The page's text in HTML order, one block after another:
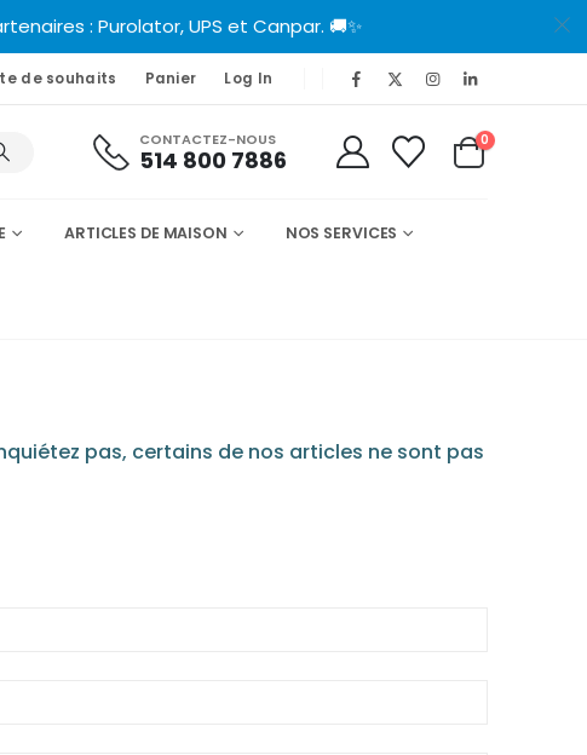
: Purolator, UPS et Canpar. 🚚✨
de souhaits Panier Log In
CONTACTEZ-NOUS
514 800 7886
0
ARTICLES DE MAISON NOS SERVICES
pas, certains de nos articles ne sont pas